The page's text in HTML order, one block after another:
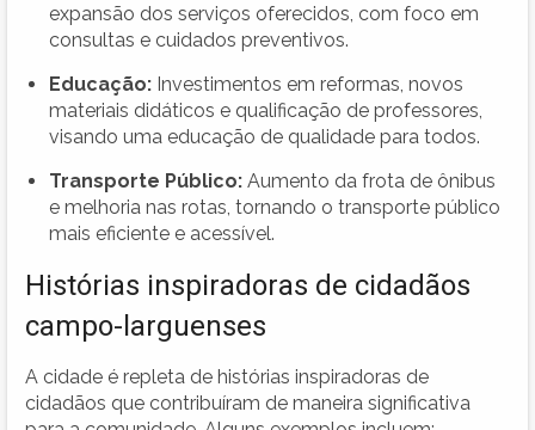
expansão dos serviços oferecidos, com foco em
consultas e cuidados preventivos.
Educação: Investimentos em reformas, novos
materiais didáticos e qualificação de professores,
visando uma educação de qualidade para todos.
Transporte Público: Aumento da frota de ônibus
e melhoria nas rotas, tornando o transporte público
mais eficiente e acessível.
Histórias inspiradoras de cidadãos
campo-larguenses
A cidade é repleta de histórias inspiradoras de
cidadãos que contribuíram de maneira significativa